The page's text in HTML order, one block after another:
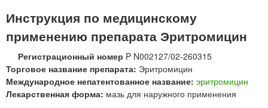
Инструкция по медицинскому
применению препарата Эритромицин
Регистрационный номер P N002127/02-260315
Торговое название препарата: Эритромицин
Международное непатентованное название: эритромицин
Лекарственная форма: мазь для наружного применения